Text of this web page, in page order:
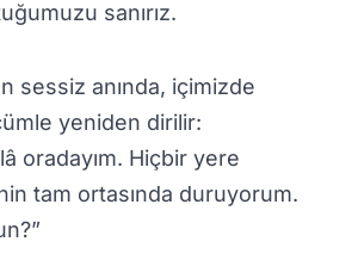
sanırız.
sessiz anında, içimizde
yeniden dirilir:
oradayım. Hiçbir yere
tam ortasında duruyorum.